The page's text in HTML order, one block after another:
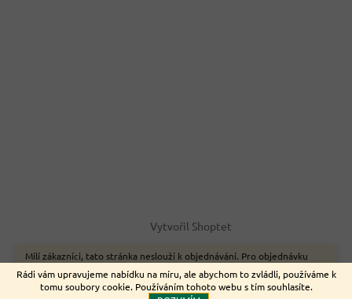
Rádi vám upravujeme nabídku na míru, ale abychom to zvládli, používáme k
tomu soubory cookie. Používáním tohoto webu s tím souhlasíte.
Milí zákazníci, tato stránka neslouží k objednávání. Pro objednávku
zboží on-line využijte naše webové stránky www.nemeckyeshop.cz
Děkujeme.
Vytvořil Shoptet
Copyright 2026Euromarket. Všechna práva vyhrazena.